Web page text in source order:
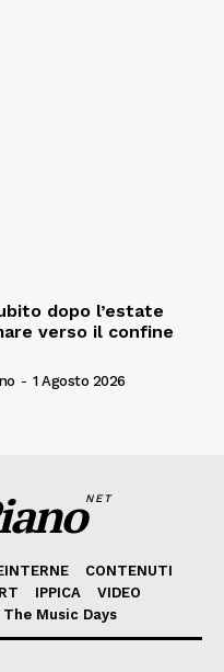
dopo l’estate
verso il confine
- 1 Agosto 2026
NET
CONTENUTI
IPPICA
VIDEO
The Music Days